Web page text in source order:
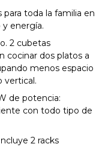
para toda la familia en
energía.
2 cubetas
cocinar dos platos a
menos espacio
vertical.
de potencia:
con todo tipo de
2 racks